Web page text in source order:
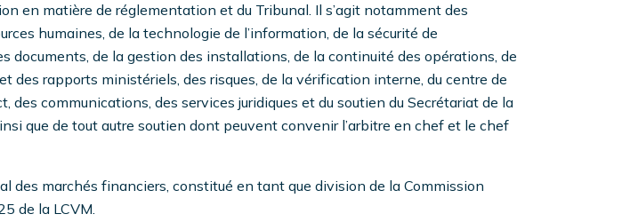
en matière de réglementation et du Tribunal. Il s’agit notamment des
humaines, de la technologie de l’information, de la sécurité de
documents, de la gestion des installations, de la continuité des opérations, de
des rapports ministériels, des risques, de la vérification interne, du centre de
des communications, des services juridiques et du soutien du Secrétariat de la
que de tout autre soutien dont peuvent convenir l’arbitre en chef et le chef
des marchés financiers, constitué en tant que division de la Commission
de la LCVM.